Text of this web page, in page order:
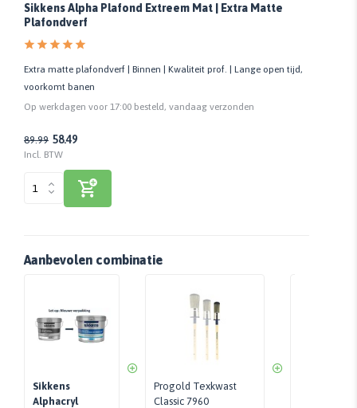
Sikkens Alpha Plafond Extreem Mat | Extra Matte
Plafondverf
Extra matte plafondverf | Binnen | Kwaliteit prof. | Lange open tijd,
voorkomt banen
Op werkdagen voor 17:00 besteld, vandaag verzonden
89.99 58.49
Incl. BTW
Aanbevolen combinatie
Sikkens
Alphacryl
Progold Texkwast
Classic 7960